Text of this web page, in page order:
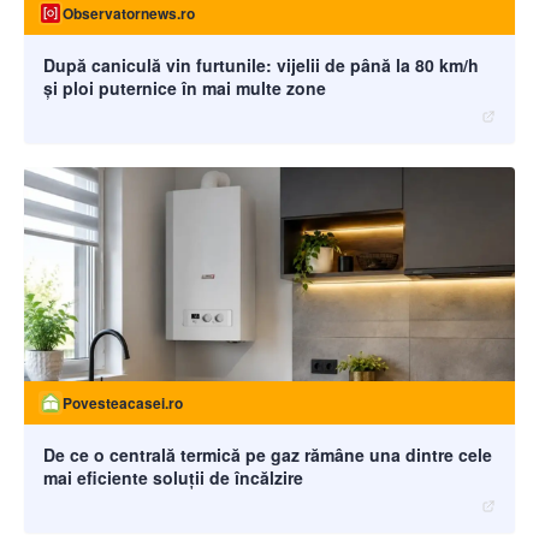
Observatornews.ro
După caniculă vin furtunile: vijelii de până la 80 km/h
și ploi puternice în mai multe zone
Povesteacasei.ro
De ce o centrală termică pe gaz rămâne una dintre cele
mai eficiente soluții de încălzire